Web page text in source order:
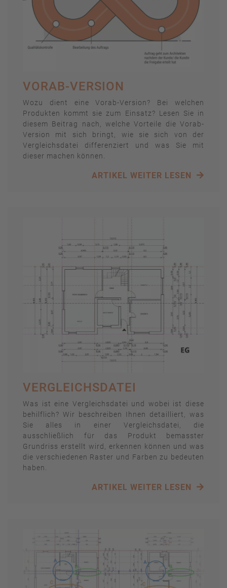
VORAB-VERSION
Wozu dient eine Vorab-Version? Bei welchen
Produkten kommt sie zum Einsatz? Lesen Sie in
diesem Beitrag nach, welche Vorteile die Vorab-
Version mit sich bringt, wie sie sich von der
Vergleichsdatei differenziert und was Sie mit
dieser machen können.
ARTIKEL WEITER LESEN
VERGLEICHSDATEI
Was ist eine Vergleichsdatei und wobei ist diese
behilflich? Wir beschreiben Ihnen detailliert, was
Sie alles in einer Vergleichsdatei, die
ausschließlich für das Produkt bemasster
Grundriss erstellt wird, erkennen können und was
die verschiedenen Raster und Farben zu bedeuten
haben.
ARTIKEL WEITER LESEN